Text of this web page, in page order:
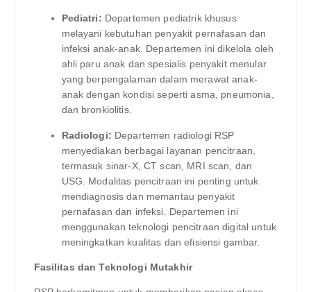
Pediatri: Departemen pediatrik khusus
melayani kebutuhan penyakit pernafasan dan
infeksi anak-anak. Departemen ini dikelola oleh
ahli paru anak dan spesialis penyakit menular
yang berpengalaman dalam merawat anak-
anak dengan kondisi seperti asma, pneumonia,
dan bronkiolitis.
Radiologi: Departemen radiologi RSP
menyediakan berbagai layanan pencitraan,
termasuk sinar-X, CT scan, MRI scan, dan
USG. Modalitas pencitraan ini penting untuk
mendiagnosis dan memantau penyakit
pernafasan dan infeksi. Departemen ini
menggunakan teknologi pencitraan digital untuk
meningkatkan kualitas dan efisiensi gambar.
Fasilitas dan Teknologi Mutakhir